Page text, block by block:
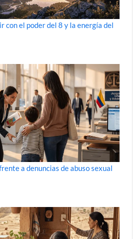
con el poder del 8 y la energía del
a denuncias de abuso sexual